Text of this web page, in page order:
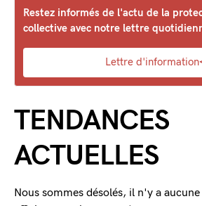
Restez informés de l'actu de la
collective avec notre lettre
Lettre d'information
TENDANCES
ACTUELLES
Nous sommes désolés, il n'y a